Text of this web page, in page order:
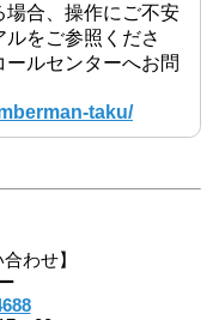
場合、操作にご不安
をご参照くださ
ルセンターへお問
taku/
わせ】